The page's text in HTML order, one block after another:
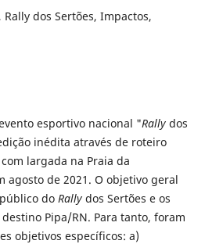
Rally dos Sertões, Impactos,
esportivo nacional "Rallydos
inédita através de roteiro
largada na Praia da
agosto de 2021. O objetivo geral
do Rallydos Sertões e os
Pipa/RN. Para tanto, foram
objetivos específicos: a)